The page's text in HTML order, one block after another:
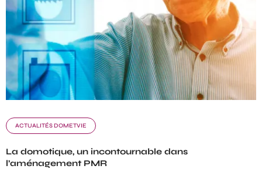
ACTUALITÉS DOMETVIE
La domotique, un incontournable dans
l’aménagement PMR